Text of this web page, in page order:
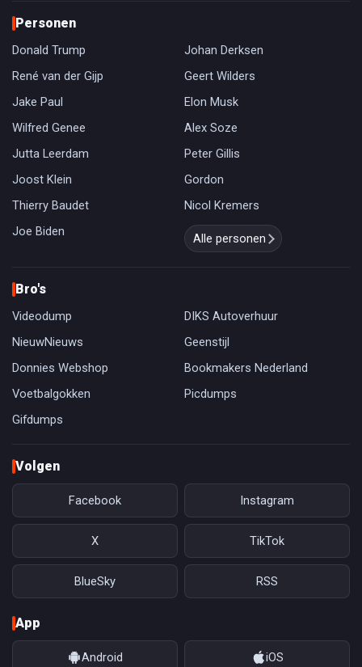
Personen
Donald Trump
Johan Derksen
René van der Gijp
Geert Wilders
Jake Paul
Elon Musk
Wilfred Genee
Alex Soze
Jutta Leerdam
Peter Gillis
Joost Klein
Gordon
Thierry Baudet
Nicol Kremers
Joe Biden
Alle personen
Bro's
Videodump
DIKS Autoverhuur
NieuwNieuws
Geenstijl
Donnies Webshop
Bookmakers Nederland
Voetbalgokken
Picdumps
Gifdumps
Volgen
Facebook Instagram
X TikTok
BlueSky RSS
App
Android iOS